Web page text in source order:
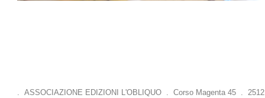
. ASSOCIAZIONE EDIZIONI L'OBLIQUO . Corso Magenta 45 .